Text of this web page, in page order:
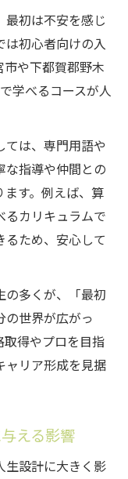
最初は不安を感じ
は初心者向けの入
市や下都賀郡野木
学べるコースが人
ては、専門用語や
な指導や仲間との
ます。例えば、算
るカリキュラムで
るため、安心して
の多くが、「最初
の世界が広がっ
取得やプロを目指
ャリア形成を見据
える影響
生設計に大きく影